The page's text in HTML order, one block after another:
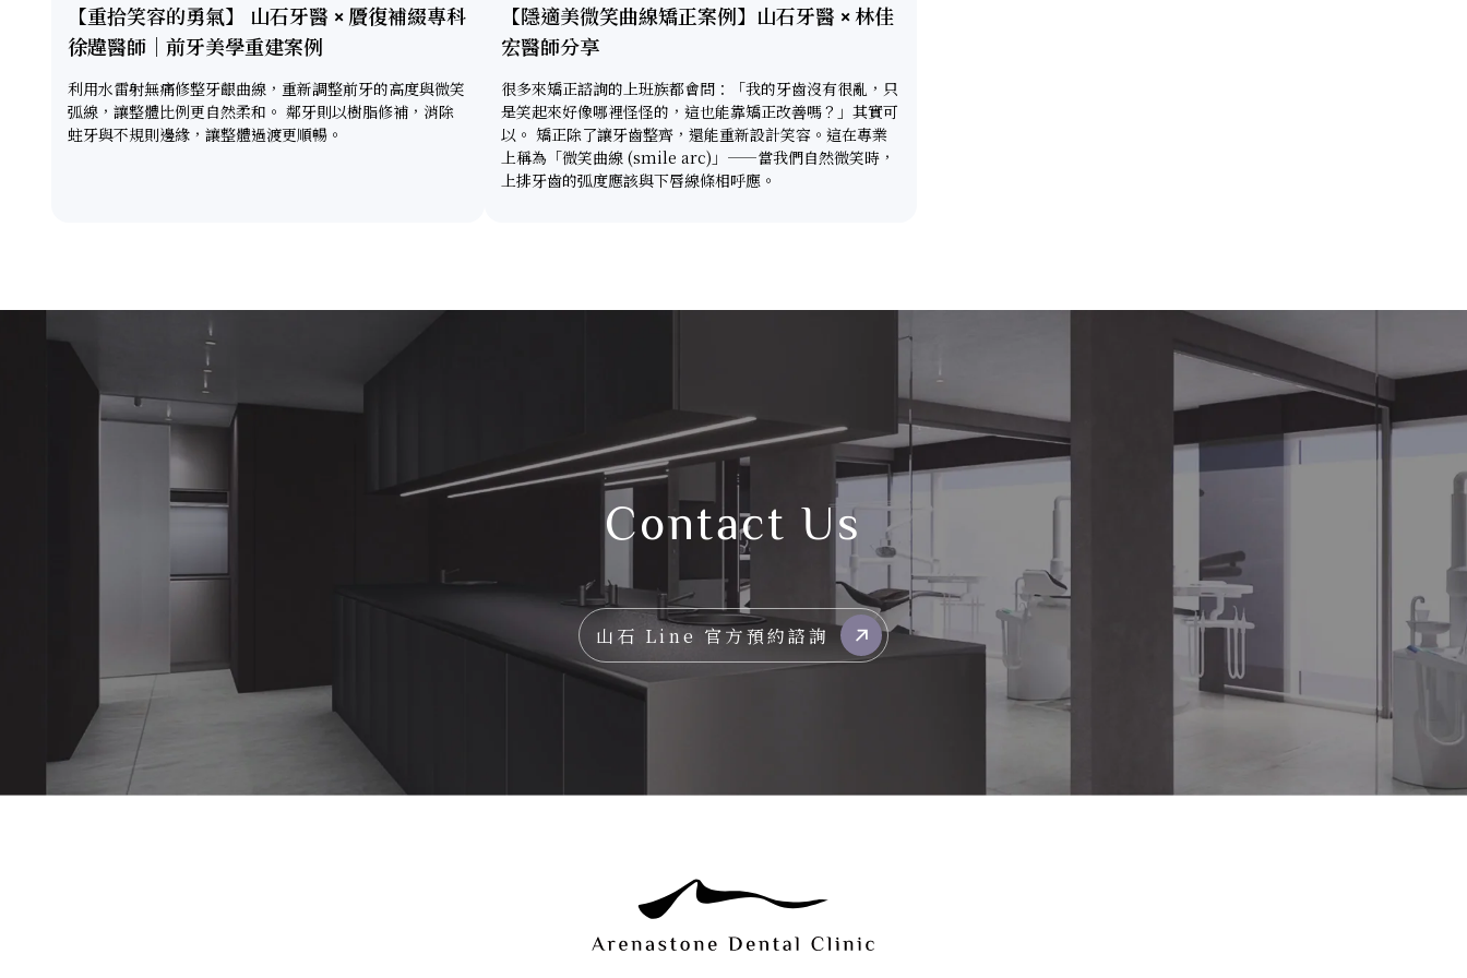
【重拾笑容的勇氣】 山石牙醫 × 贗復補綴專科
徐韙醫師｜前牙美學重建案例
利用水雷射無痛修整牙齦曲線，重新調整前牙的高度與微笑
弧線，讓整體比例更自然柔和。 鄰牙則以樹脂修補，消除
蛀牙與不規則邊緣，讓整體過渡更順暢。
【隱適美微笑曲線矯正案例】山石牙醫 × 林佳
宏醫師分享
很多來矯正諮詢的上班族都會問：「我的牙齒沒有很亂，只
是笑起來好像哪裡怪怪的，這也能靠矯正改善嗎？」其實可
以。 矯正除了讓牙齒整齊，還能重新設計笑容。這在專業
上稱為「微笑曲線 (smile arc)」——當我們自然微笑時，
上排牙齒的弧度應該與下唇線條相呼應。
Contact Us
山石 Line 官方預約諮詢